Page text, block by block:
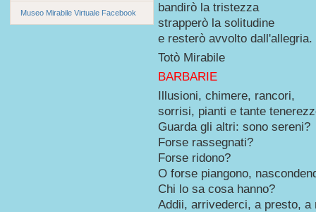
Museo Mirabile Virtuale Facebook
bandirò la tristezza
strapperò la solitudine
e resterò avvolto dall'allegria.
Totò Mirabile
BARBARIE
Illusioni, chimere, rancori,
sorrisi, pianti e tante
Guarda gli altri: sono sereni?
Forse rassegnati?
Forse ridono?
O forse piangono,
Chi lo sa cosa hanno?
Addii, arrivederci, a presto, a